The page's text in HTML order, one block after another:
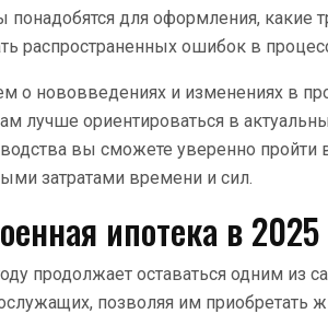
понадобятся для оформления, какие
распространенных ошибок в
о нововведениях и изменениях в
лучше ориентироваться в
вы сможете уверенно пройти
затратами времени и сил.
ипотека в
продолжает оставаться одним из
позволяя им приобретать